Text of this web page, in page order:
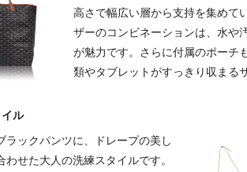
高さで幅広い層から支持を集めて
ザーのコンビネーションは、水や
が魅力です。さらに付属のポーチ
類やタブレットがすっきり収まる
ル
ラックパンツに、ドレープの美し
わせた大人の洗練スタイルです。